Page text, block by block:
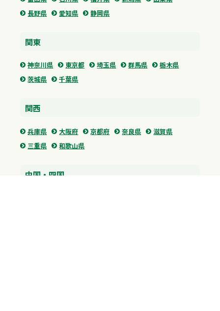
長野県
愛知県 静岡県
関東
神奈川県 東京都 埼玉県 群馬県
栃木県
茨城県
千葉県
関西
兵庫県 大阪府 京都府 奈良県
滋賀県
三重県
和歌山県
中国・四国